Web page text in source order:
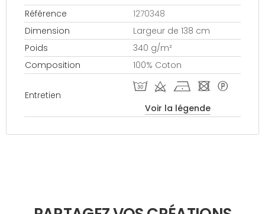
Référence
1270348
Dimension
Largeur de 138 cm
Poids
340 g/m²
Composition
100% Coton
Entretien
T d h - *
Voir la légende